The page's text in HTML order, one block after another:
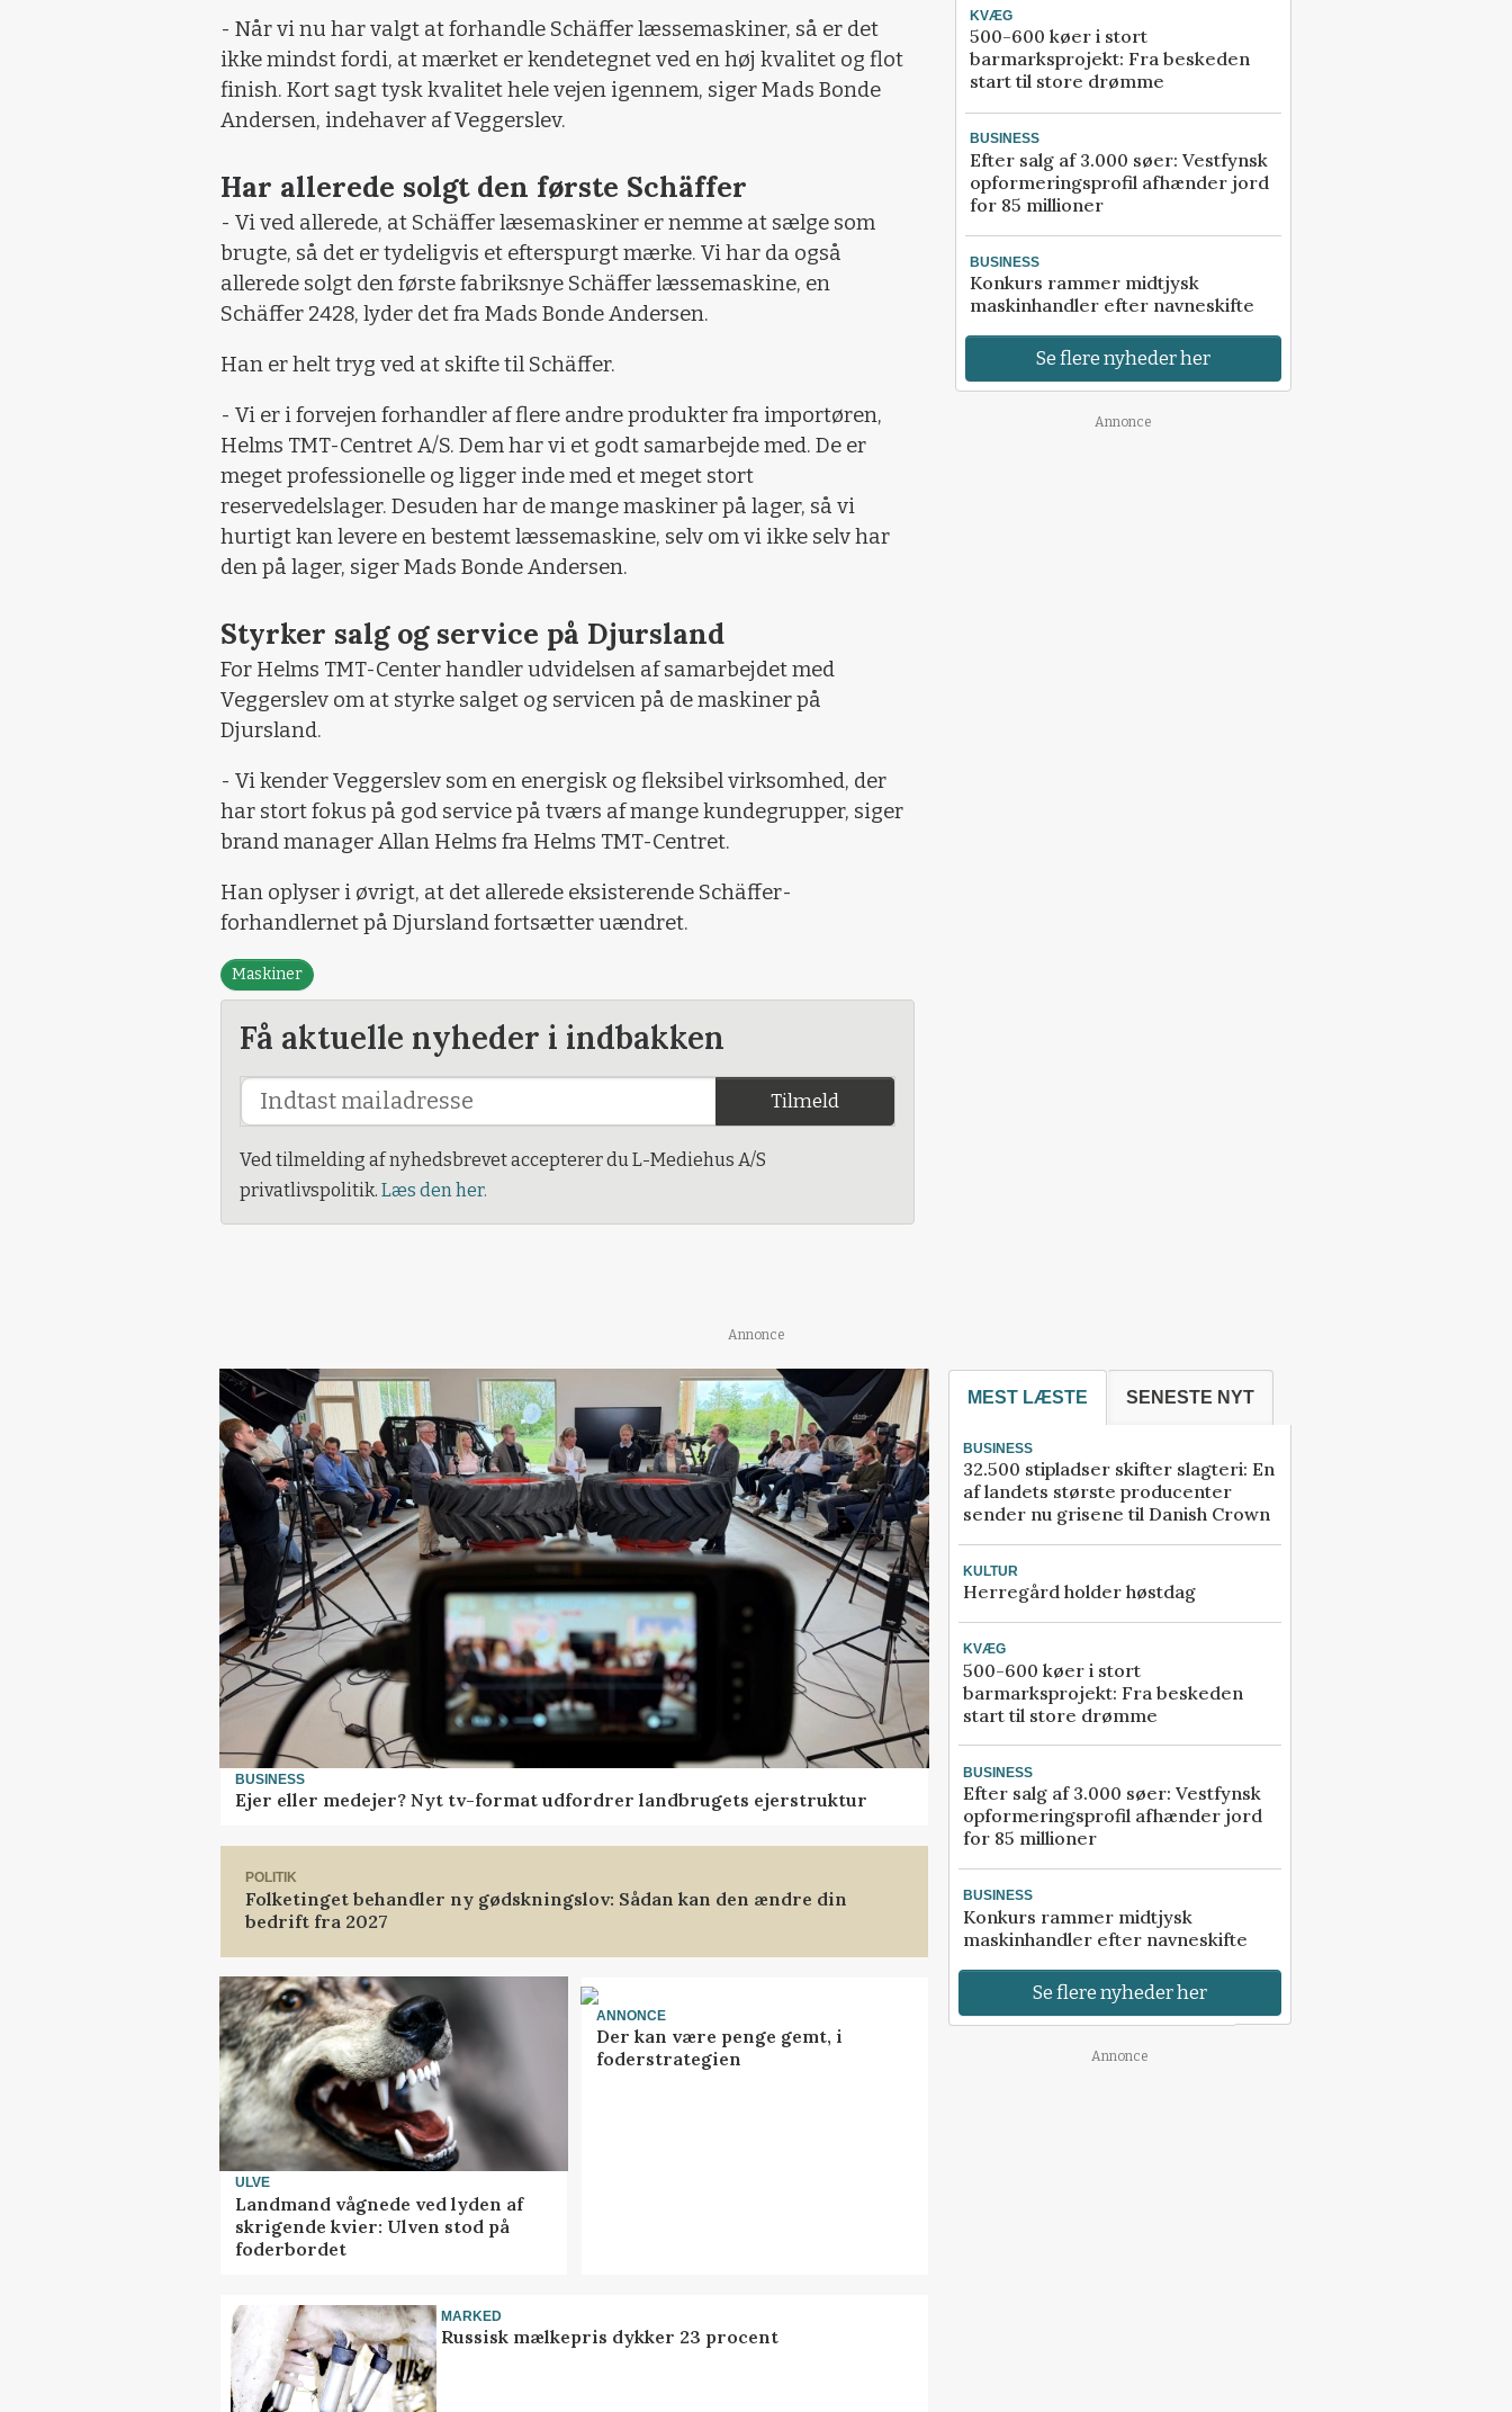
- Når vi nu har valgt at forhandle Schäffer læssemaskiner, så er det
ikke mindst fordi, at mærket er kendetegnet ved en høj kvalitet og flot
finish. Kort sagt tysk kvalitet hele vejen igennem, siger Mads Bonde
Andersen, indehaver af Veggerslev.
Har allerede solgt den første Schäffer
- Vi ved allerede, at Schäffer læsemaskiner er nemme at sælge som
brugte, så det er tydeligvis et efterspurgt mærke. Vi har da også
allerede solgt den første fabriksnye Schäffer læssemaskine, en
Schäffer 2428, lyder det fra Mads Bonde Andersen.
Han er helt tryg ved at skifte til Schäffer.
- Vi er i forvejen forhandler af flere andre produkter fra importøren,
Helms TMT-Centret A/S. Dem har vi et godt samarbejde med. De er
meget professionelle og ligger inde med et meget stort
reservedelslager. Desuden har de mange maskiner på lager, så vi
hurtigt kan levere en bestemt læssemaskine, selv om vi ikke selv har
den på lager, siger Mads Bonde Andersen.
Styrker salg og service på Djursland
For Helms TMT-Center handler udvidelsen af samarbejdet med
Veggerslev om at styrke salget og servicen på de maskiner på
Djursland.
- Vi kender Veggerslev som en energisk og fleksibel virksomhed, der
har stort fokus på god service på tværs af mange kundegrupper, siger
brand manager Allan Helms fra Helms TMT-Centret.
Han oplyser i øvrigt, at det allerede eksisterende Schäffer-
forhandlernet på Djursland fortsætter uændret.
Maskiner
Få aktuelle nyheder i indbakken
Tilmeld
Ved tilmelding af nyhedsbrevet accepterer du L-Mediehus A/S
privatlivspolitik. Læs den her.
KVÆG
500-600 køer i stort
barmarksprojekt: Fra beskeden
start til store drømme
BUSINESS
Efter salg af 3.000 søer: Vestfynsk
opformeringsprofil afhænder jord
for 85 millioner
BUSINESS
Konkurs rammer midtjysk
maskinhandler efter navneskifte
Se flere nyheder her
Annonce
Annonce
BUSINESS
Ejer eller medejer? Nyt tv-format udfordrer landbrugets ejerstruktur
POLITIK
Folketinget behandler ny gødskningslov: Sådan kan den ændre din
bedrift fra 2027
ULVE
Landmand vågnede ved lyden af
skrigende kvier: Ulven stod på
foderbordet
ANNONCE
Der kan være penge gemt, i
foderstrategien
MARKED
Russisk mælkepris dykker 23 procent
MEST LÆSTE SENESTE NYT
BUSINESS
32.500 stipladser skifter slagteri: En
af landets største producenter
sender nu grisene til Danish Crown
KULTUR
Herregård holder høstdag
KVÆG
500-600 køer i stort
barmarksprojekt: Fra beskeden
start til store drømme
BUSINESS
Efter salg af 3.000 søer: Vestfynsk
opformeringsprofil afhænder jord
for 85 millioner
BUSINESS
Konkurs rammer midtjysk
maskinhandler efter navneskifte
Se flere nyheder her
Annonce